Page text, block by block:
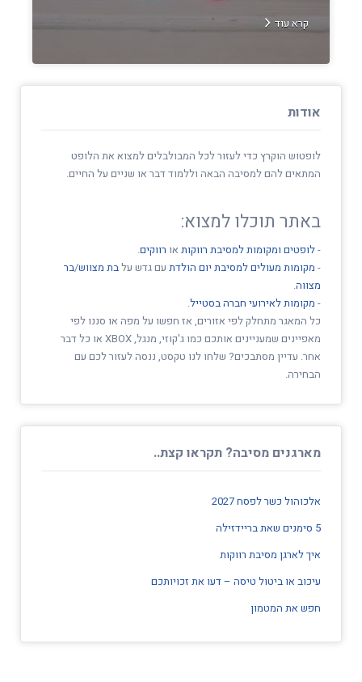
קרא עוד
אודות
לופטוש הוקרץ כדי לעזור לכל המבולבלים למצוא את הלופט
המתאים להם למסיבה הבאה וללמוד דבר או שניים על החיים.
באתר תוכלו למצוא:
-לופטים ומקומות למסיבת רווקות או רווקים.
- מקומות מעולים למסיבת יום הולדת עם גדש עלבת מצווש/בר
מצווה.
- מקומות לאירועי חברה בסטייל.
כל המאגר מתחלק לפי אזורים, אז חפשו על מפה או סננו לפי
מאפיינים שמעניינים אותכם כמו ג'קוזי, מנגל, XBOX או כל דבר
אחר. עדיין מסתבכים? שלחו לנו טקסט, ננסה לעזור לכם עם
הבחירה.
מארגנים מסיבה? תקראו קצת..
אלכוהול כשר לפסח 2027
5 סימנים שאת בריידזילה
איך לארגן מסיבת רווקות
עיכוב או ביטול טיסה – דעו את זכויותכם
חפש את המטמון